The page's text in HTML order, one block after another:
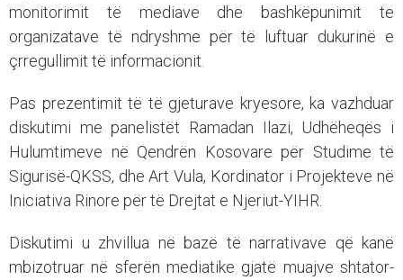
monitorimit të mediave dhe bashkëpunimit te
organizatave të ndryshme për të luftuar dukurinë e
çrregullimit të informacionit.
Pas prezentimit të të gjeturave kryesore, ka vazhduar
diskutimi me panelistët Ramadan Ilazi, Udhëheqës i
Hulumtimeve në Qendrën Kosovare për Studime të
Sigurisë-QKSS, dhe Art Vula, Kordinator i Projekteve në
Iniciativa Rinore për të Drejtat e Njeriut-YIHR.
Diskutimi u zhvillua në bazë të narrativave që kanë
mbizotruar në sferën mediatike gjatë muajve shtator-